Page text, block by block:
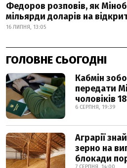
Федоров розповів, як
мільярди доларів на
16 ЛИПНЯ, 13:05
ГОЛОВНЕ СЬОГОДНІ
Кабмін
передати
чоловіків
6 СЕРПНЯ, 19:39
Аграрії
зерно на
блокади